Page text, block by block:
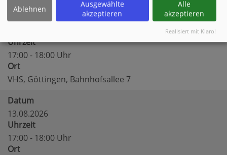
Uhrzeit
17:00 - 18:00 Uhr
Ort
VHS, Göttingen, Bahnhofsallee 7
Datum
13.08.2026
Uhrzeit
17:00 - 18:00 Uhr
Ort
Ablehnen
Ausgewählte
akzeptieren
Alle
akzeptieren
Realisiert mit Klaro!